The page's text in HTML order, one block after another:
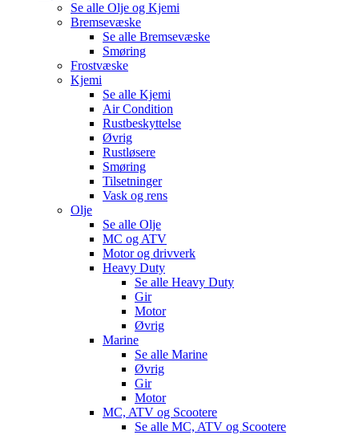
Se alle Olje og Kjemi
Bremsevæske
Se alle Bremsevæske
Smøring
Frostvæske
Kjemi
Se alle Kjemi
Air Condition
Rustbeskyttelse
Øvrig
Rustløsere
Smøring
Tilsetninger
Vask og rens
Olje
Se alle Olje
MC og ATV
Motor og drivverk
Heavy Duty
Se alle Heavy Duty
Gir
Motor
Øvrig
Marine
Se alle Marine
Øvrig
Gir
Motor
MC, ATV og Scootere
Se alle MC, ATV og Scootere